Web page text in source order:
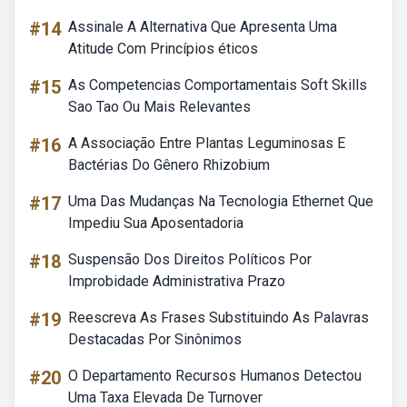
#14 Assinale A Alternativa Que Apresenta Uma
Atitude Com Princípios éticos
#15 As Competencias Comportamentais Soft Skills
Sao Tao Ou Mais Relevantes
#16 A Associação Entre Plantas Leguminosas E
Bactérias Do Gênero Rhizobium
#17 Uma Das Mudanças Na Tecnologia Ethernet Que
Impediu Sua Aposentadoria
#18 Suspensão Dos Direitos Políticos Por
Improbidade Administrativa Prazo
#19 Reescreva As Frases Substituindo As Palavras
Destacadas Por Sinônimos
#20 O Departamento Recursos Humanos Detectou
Uma Taxa Elevada De Turnover